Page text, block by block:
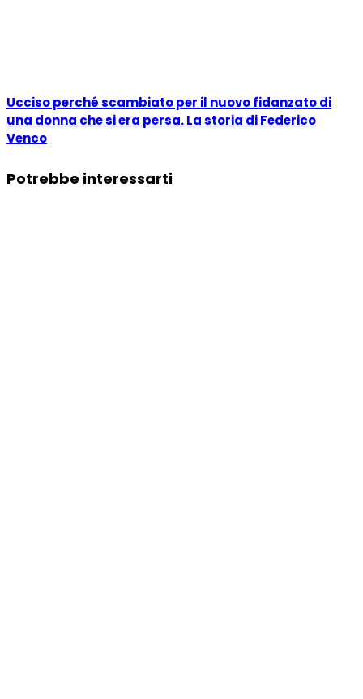
Ucciso perché scambiato per il nuovo fidanzato di
una donna che si era persa. La storia di Federico
Venco
Potrebbe interessarti